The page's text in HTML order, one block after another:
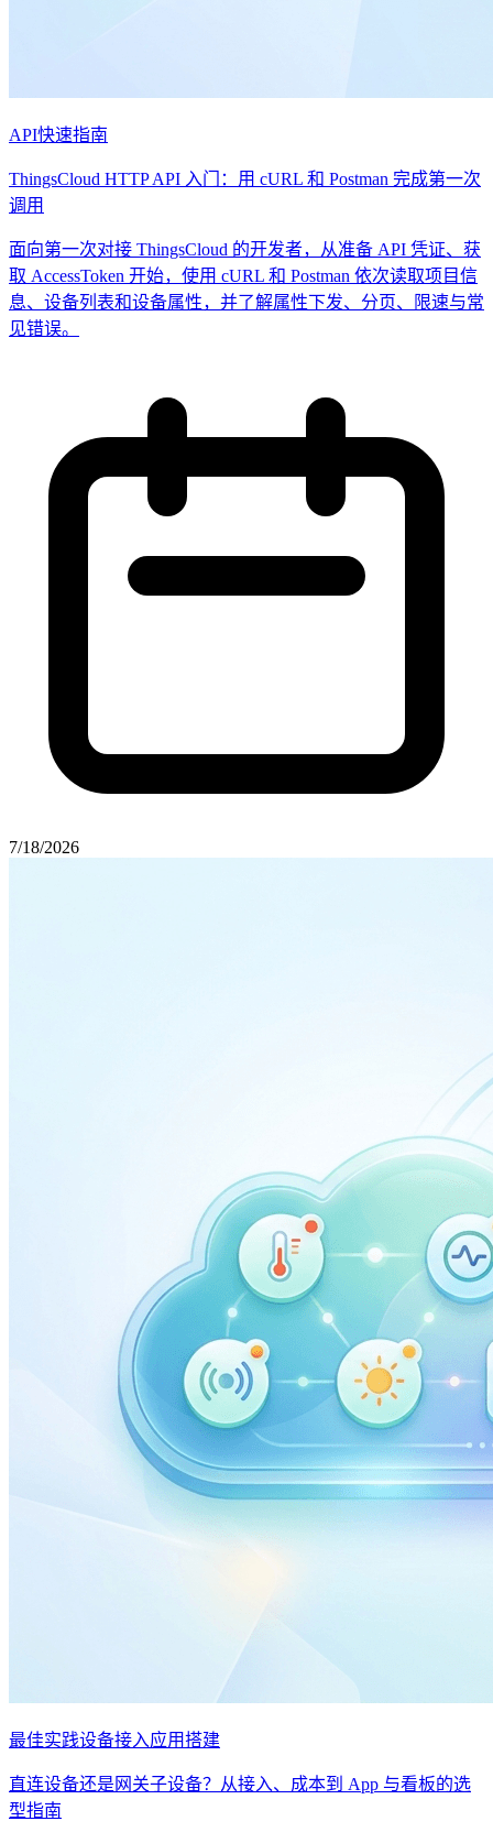
API快速指南
ThingsCloud HTTP API 入门：用 cURL 和 Postman 完成第一次
调用
面向第一次对接 ThingsCloud 的开发者，从准备 API 凭证、获
取 AccessToken 开始，使用 cURL 和 Postman 依次读取项目信
息、设备列表和设备属性，并了解属性下发、分页、限速与常
见错误。
7/18/2026
最佳实践设备接入应用搭建
直连设备还是网关子设备？从接入、成本到 App 与看板的选
型指南